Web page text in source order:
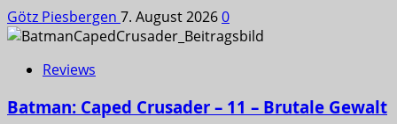
Götz Piesbergen 7. August 20260
Reviews
Batman: Caped Crusader – 11 – Brutale Gewalt